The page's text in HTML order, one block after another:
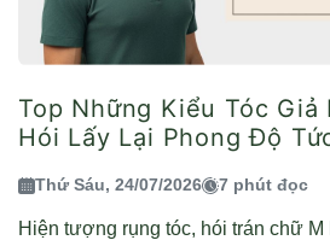
Top Những Kiểu Tóc Giả
Hói Lấy Lại Phong Độ
Thứ Sáu, 24/07/2026 7 phút đọc
Hiện tượng rụng tóc, hói trán chữ